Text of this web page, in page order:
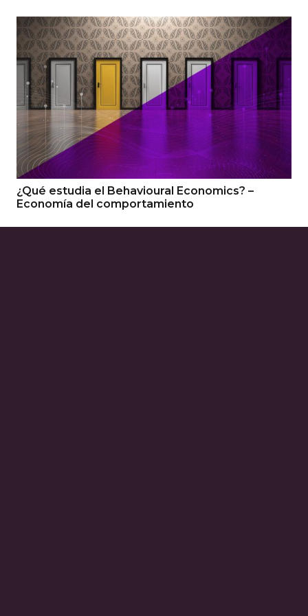
¿Qué estudia el Behavioural Economics? –
Economía del comportamiento